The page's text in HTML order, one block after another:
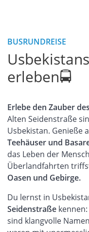
BUSRUNDREISE
erleben🚍
Erlebe den Zauber
Alten Seidenstraße
Usbekistan. Genieße
Teehäuser und
das Leben der
Überlandfahrten
Oasen und Gebirge.
Du lernst in
Seidenstraße kennen:
sind klangvolle